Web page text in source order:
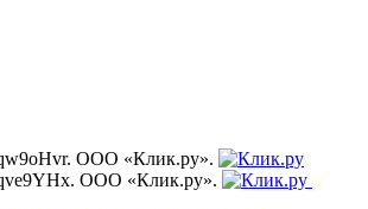
ООО «Клик.ру».
ООО «Клик.ру».